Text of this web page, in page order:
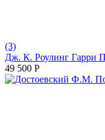
(3)
Дж. К. Роулинг Гарри
49 500 Р